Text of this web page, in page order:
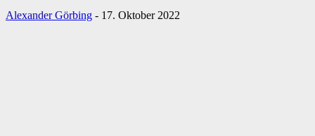
Alexander Görbing - 17. Oktober 2022